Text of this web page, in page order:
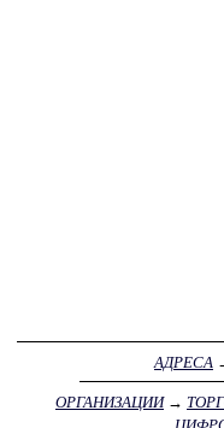
АДРЕСА
ОРГАНИЗАЦИИ→